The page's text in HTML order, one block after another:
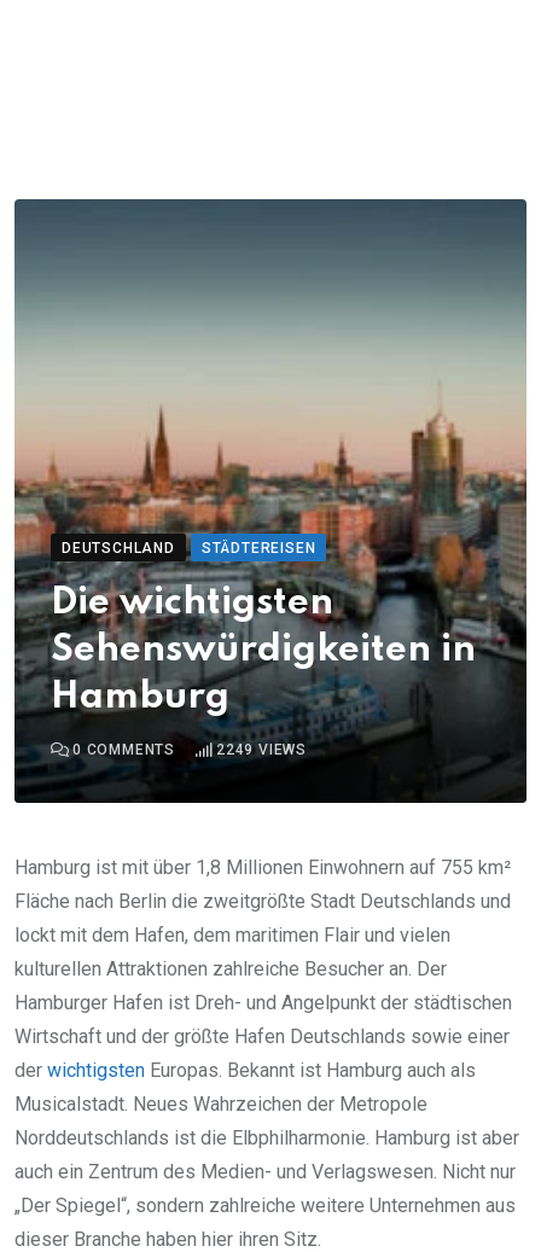
DEUTSCHLAND STÄDTEREISEN
Die wichtigsten
Sehenswürdigkeiten in
Hamburg
0 COMMENTS 2249VIEWS
Hamburg ist mit über 1,8 Millionen Einwohnern auf 755 km²
Fläche nach Berlin die zweitgrößte Stadt Deutschlands und
lockt mit dem Hafen, dem maritimen Flair und vielen
kulturellen Attraktionen zahlreiche Besucher an. Der
Hamburger Hafen ist Dreh- und Angelpunkt der städtischen
Wirtschaft und der größte Hafen Deutschlands sowie einer
der wichtigsten Europas. Bekannt ist Hamburg auch als
Musicalstadt. Neues Wahrzeichen der Metropole
Norddeutschlands ist die Elbphilharmonie. Hamburg ist aber
auch ein Zentrum des Medien- und Verlagswesen. Nicht nur
„Der Spiegel“, sondern zahlreiche weitere Unternehmen aus
dieser Branche haben hier ihren Sitz.